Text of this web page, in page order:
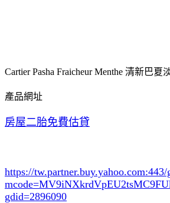
Cartier Pasha Fraicheur Menthe 清新巴夏
產品網址
房屋二胎免費估貸
https://tw.partner.buy.yahoo.com:443/
gdid=2896090